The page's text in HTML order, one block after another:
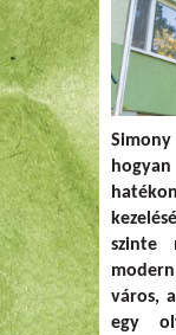
szinte
város,
egy